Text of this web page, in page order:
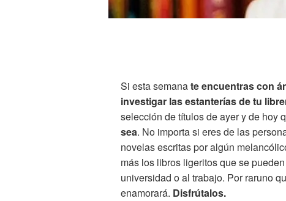
Si esta semanate encuentras con
investigar las estanterías de tu
selección de títulos de ayer y de hoy
sea. No importa si eres de las
novelas escritas por algún
más los libros ligeritos que se
universidad o al trabajo. Por raruno
enamorará. Disfrútalos.